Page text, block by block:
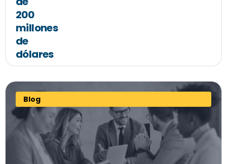
200
millones
de
dólares
Blog